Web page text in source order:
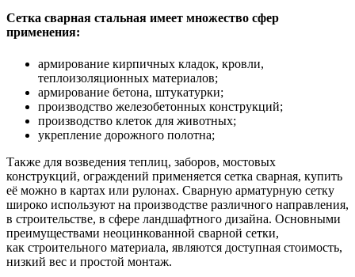
Сетка сварная стальная имеет множество сфер
применения:
армирование кирпичных кладок, кровли,
теплоизоляционных материалов;
армирование бетона, штукатурки;
производство железобетонных конструкций;
производство клеток для животных;
укрепление дорожного полотна;
Также для возведения теплиц, заборов, мостовых
конструкций, ограждений применяется сетка сварная, купить
её можно в картах или рулонах. Сварную арматурную сетку
широко используют на производстве различного направления,
в строительстве, в сфере ландшафтного дизайна. Основными
преимуществами неоцинкованной сварной сетки,
как строительного материала, являются доступная стоимость,
низкий вес и простой монтаж.